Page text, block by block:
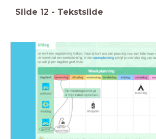
Slide 12 - Tekstslide